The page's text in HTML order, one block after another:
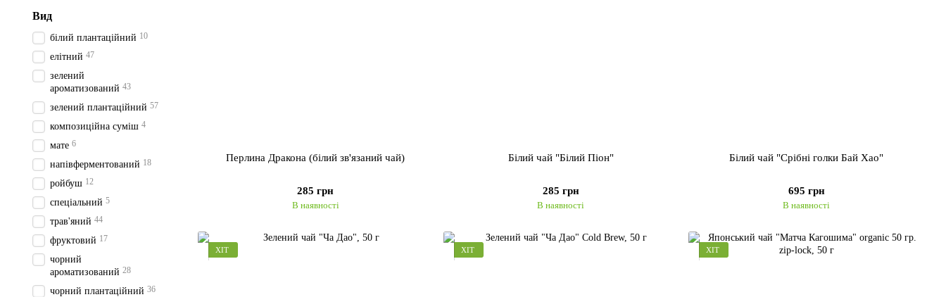
Перлина Дракона (білий зв'язаний чай)
285 грн
В наявності
Білий чай "Білий Піон"
285 грн
В наявності
Білий чай "Срібні голки Бай Хао"
695 грн
В наявності
ХІТ ХІТ ХІТ
Вид
білий плантаційний 10
елітний 47
зелений
ароматизований 43
зелений плантаційний 57
композиційна суміш 4
мате 6
напівферментований 18
ройбуш 12
спеціальний 5
трав'яний 44
фруктовий 17
чорний
ароматизований 28
чорний плантаційний 36